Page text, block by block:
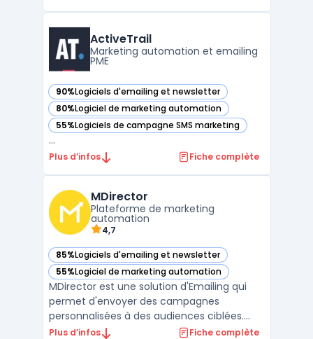
sans compétence technique préalable. Le
service se dis ...
ActiveTrail
Marketing automation et emailing
PME
90%Logiciels d'emailing et newsletter
— voir ActiveTrail dans cette catégorie
80%Logiciel de marketing automation
— voir ActiveTrail dans cette catégorie
55%Logiciels de campagne SMS marketing
— voir ActiveTrail dans cette catégorie
...
Plus d’infos Fiche complète
MDirector
Plateforme de marketing
automation
4,7
85%Logiciels d'emailing et newsletter
— voir MDirector dans cette catégorie
55%Logiciel de marketing automation
— voir MDirector dans cette catégorie
MDirector est une solution d'Emailing qui
permet d'envoyer des campagnes
personnalisées à des audiences ciblées.
Avec cette plate-forme, il est possible de
Plus d’infos Fiche complète